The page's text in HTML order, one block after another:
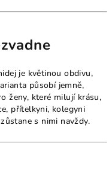
je květinou obdivu,
působí jemně,
ženy, které milují krásu,
přítelkyni, kolegyni
s nimi navždy.